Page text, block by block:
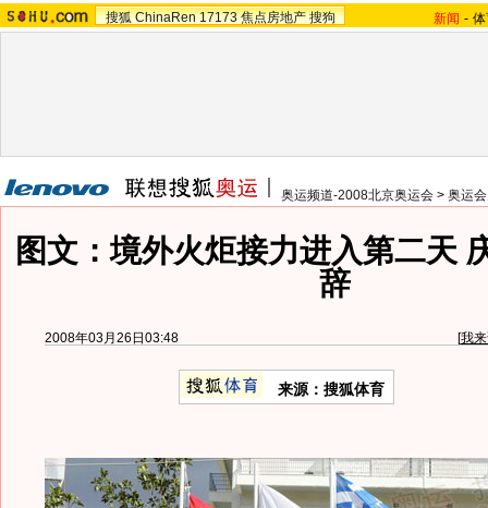
搜狐 ChinaRen 17173 焦点房地产 搜狗 新闻 -
奥运频道-2008北京奥运会 > 奥运
图文：境外火炬接力进入第二天
辞
2008年03月26日03:48 [我
来源：搜狐体育